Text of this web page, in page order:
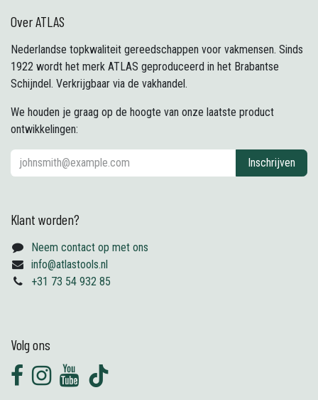
Over ATLAS
Nederlandse topkwaliteit gereedschappen voor vakmensen. Sinds
1922 wordt het merk ATLAS geproduceerd in het Brabantse
Schijndel. Verkrijgbaar via de vakhandel.
We houden je graag op de hoogte van onze laatste product
ontwikkelingen:
Inschrijven
Klant worden?
Neem contact op met ons
info@atlastools.nl
+31 73 54 932 85
Volg ons